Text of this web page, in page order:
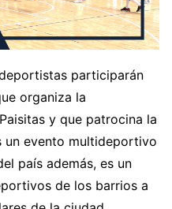
participarán
organiza la
y que patrocina la
un evento multideportivo
país además, es un
de los barrios a